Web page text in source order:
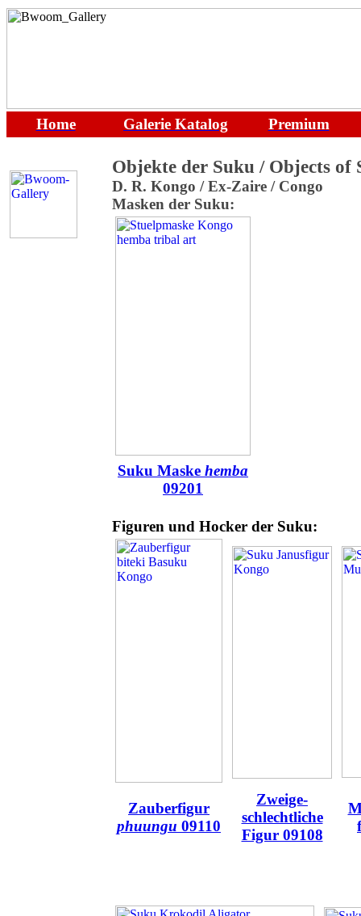
Home Galerie Katalog Premium
Objekte der Suku / Objects of
D. R. Kongo / Ex-Zaire / Congo
Masken der Suku:
Suku Maske hemba
09201
Figuren und Hocker der Suku:
Zauberfigur
phuungu 09110
Zweige-
schlechtliche
Figur 09108